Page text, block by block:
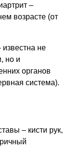
–
возрасте (от
не
но и
органов
система).
– кисти рук,